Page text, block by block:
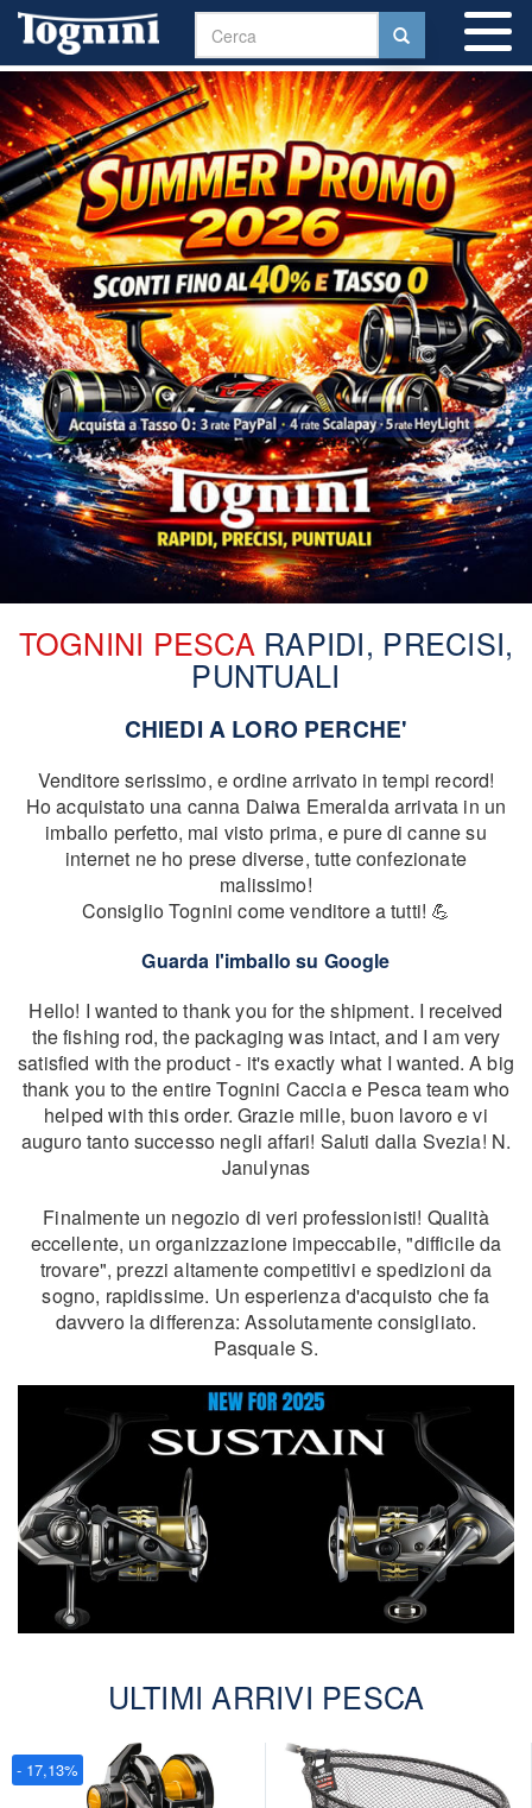
TOGNINI PESCA RAPIDI, PRECISI,
PUNTUALI
CHIEDI A LORO PERCHE'
Venditore serissimo, e ordine arrivato in tempi record!
Ho acquistato una canna Daiwa Emeralda arrivata in un
imballo perfetto, mai visto prima, e pure di canne su
internet ne ho prese diverse, tutte confezionate
malissimo!
Consiglio Tognini come venditore a tutti! 💪
Guarda l'imballo su Google
Hello! I wanted to thank you for the shipment. I received
the fishing rod, the packaging was intact, and I am very
satisfied with the product - it's exactly what I wanted. A big
thank you to the entire Tognini Caccia e Pesca team who
helped with this order. Grazie mille, buon lavoro e vi
auguro tanto successo negli affari! Saluti dalla Svezia! N.
Janulynas
Finalmente un negozio di veri professionisti! Qualità
eccellente, un organizzazione impeccabile, "difficile da
trovare", prezzi altamente competitivi e spedizioni da
sogno, rapidissime. Un esperienza d'acquisto che fa
davvero la differenza: Assolutamente consigliato.
Pasquale S.
ULTIMI ARRIVI PESCA
- 17,13%